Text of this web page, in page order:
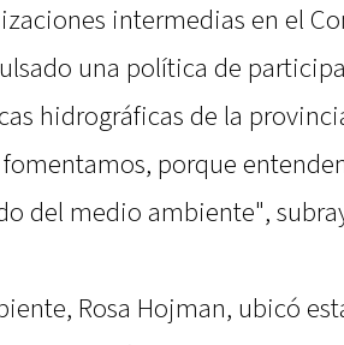
intermedias en el
una política de
hidrográficas de la
porque
del medio ambiente",
Rosa Hojman, ubicó